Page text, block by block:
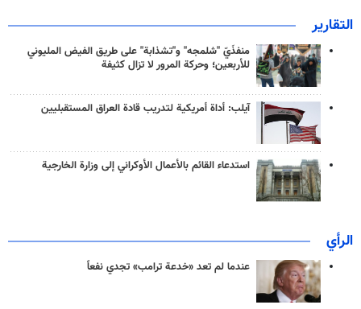
التقارير
منفذَيّ "شلمجه" و"تشذابة" على طريق الفيض المليوني
للأربعين؛ وحركة المرور لا تزال كثيفة
آيلب: أداة أمريكية لتدريب قادة العراق المستقبليين
استدعاء القائم بالأعمال الأوكراني إلى وزارة الخارجية
الرأي
عندما لم تعد «خدعة ترامب» تجدي نفعاً